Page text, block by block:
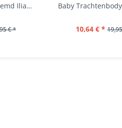
Kinder Trachtenhemd Ilias giftgrün langarm...
€ * 10,64 € *